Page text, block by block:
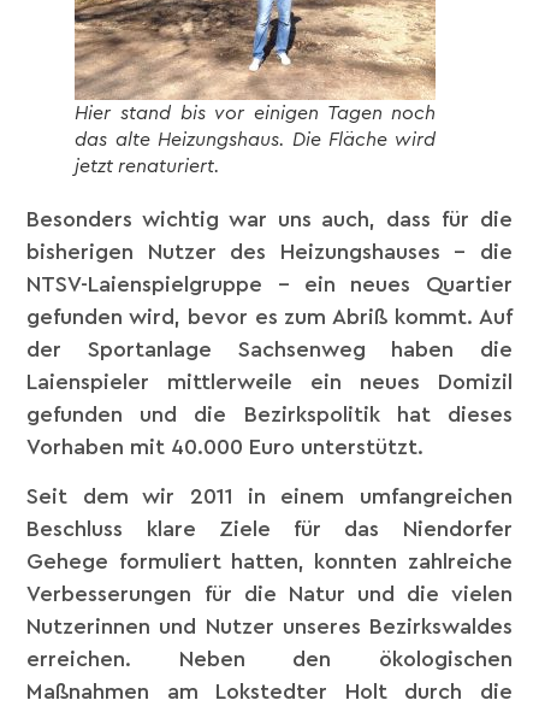
Hier stand bis vor einigen Tagen noch
das alte Heizungshaus. Die Fläche wird
jetzt renaturiert.
Besonders wichtig war uns auch, dass für die
bisherigen Nutzer des Heizungshauses – die
NTSV-Laienspielgruppe – ein neues Quartier
gefunden wird, bevor es zum Abriß kommt. Auf
der Sportanlage Sachsenweg haben die
Laienspieler mittlerweile ein neues Domizil
gefunden und die Bezirkspolitik hat dieses
Vorhaben mit 40.000 Euro unterstützt.
Seit dem wir 2011 in einem umfangreichen
Beschluss klare Ziele für das Niendorfer
Gehege formuliert hatten, konnten zahlreiche
Verbesserungen für die Natur und die vielen
Nutzerinnen und Nutzer unseres Bezirkswaldes
erreichen. Neben den ökologischen
Maßnahmen am Lokstedter Holt durch die